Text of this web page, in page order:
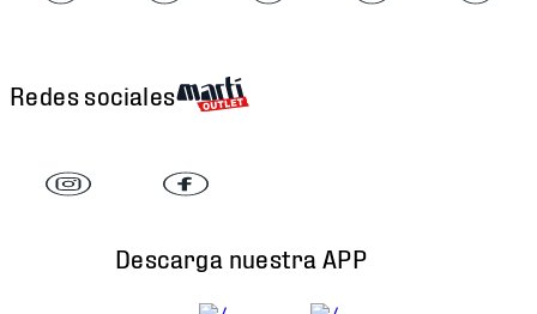
Redes sociales
Descarga nuestra APP